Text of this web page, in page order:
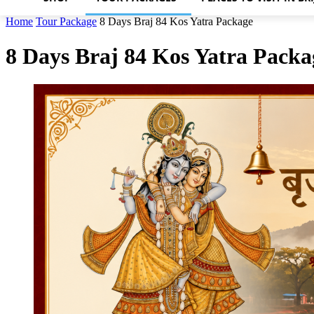
Home Tour Package 8 Days Braj 84 Kos Yatra Package
8 Days Braj 84 Kos Yatra